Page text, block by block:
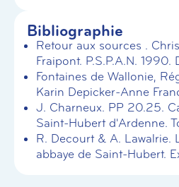
Bibliographie
Retour aux sources .
Fraipont. P.S.P.A.N.
Fontaines de Wallonie,
Karin Depicker-Anne
J. Charneux. PP 20.25.
Saint-Hubert d'Ardenne.
R. Decourt & A. Lawalrie.
abbaye de Saint-Hubert.